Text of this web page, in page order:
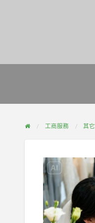
工商服務 其它